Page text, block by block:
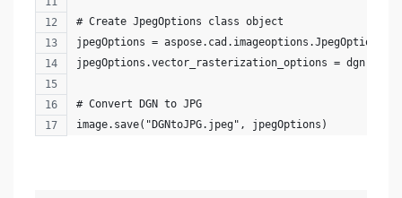
# Create JpegOptions class object
jpegOptions = aspose.cad.imageoptions.JpegOptions()
jpegOptions.vector_rasterization_options =
# Convert DGN to JPG
image.save("DGNtoJPG.jpeg", jpegOptions)